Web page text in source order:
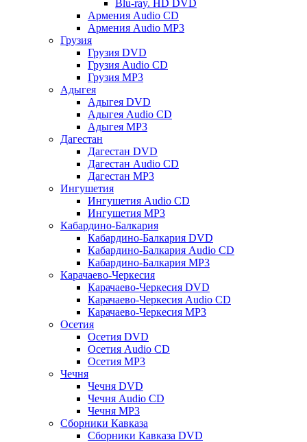
Blu-ray. HD DVD
Армения Audio CD
Армения Audio MP3
Грузия
Грузия DVD
Грузия Audio CD
Грузия MP3
Адыгея
Адыгея DVD
Адыгея Audio CD
Адыгея MP3
Дагестан
Дагестан DVD
Дагестан Audio CD
Дагестан MP3
Ингушетия
Ингушетия Audio CD
Ингушетия MP3
Кабардино-Балкария
Кабардино-Балкария DVD
Кабардино-Балкария Audio CD
Кабардино-Балкария MP3
Карачаево-Черкесия
Карачаево-Черкесия DVD
Карачаево-Черкесия Audio CD
Карачаево-Черкесия MP3
Осетия
Осетия DVD
Осетия Audio CD
Осетия MP3
Чечня
Чечня DVD
Чечня Audio CD
Чечня MP3
Сборники Кавказа
Сборники Кавказа DVD